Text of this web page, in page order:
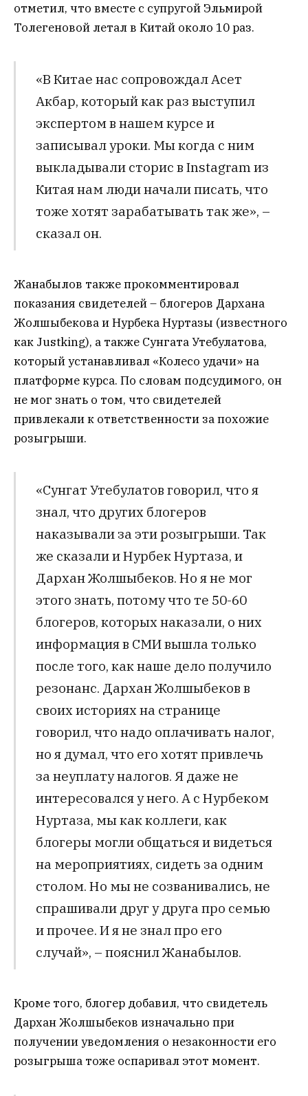
отметил, что вместе с супругой Эльмирой
Толегеновой летал в Китай около 10 раз.
«В Китае нас сопровождал Асет
Акбар, который как раз выступил
экспертом в нашем курсе и
записывал уроки. Мы когда с ним
выкладывали сторис в Instagram из
Китая нам люди начали писать, что
тоже хотят зарабатывать так же», –
сказал он.
Жанабылов также прокомментировал
показания свидетелей – блогеров Дархана
Жолшыбекова и Нурбека Нуртазы (известного
как Justking), а также Сунгата Утебулатова,
который устанавливал «Колесо удачи» на
платформе курса. По словам подсудимого, он
не мог знать о том, что свидетелей
привлекали к ответственности за похожие
розыгрыши.
«Сунгат Утебулатов говорил, что я
знал, что других блогеров
наказывали за эти розыгрыши. Так
же сказали и Нурбек Нуртаза, и
Дархан Жолшыбеков. Но я не мог
этого знать, потому что те 50-60
блогеров, которых наказали, о них
информация в СМИ вышла только
после того, как наше дело получило
резонанс. Дархан Жолшыбеков в
своих историях на странице
говорил, что надо оплачивать налог,
но я думал, что его хотят привлечь
за неуплату налогов. Я даже не
интересовался у него. А с Нурбеком
Нуртаза, мы как коллеги, как
блогеры могли общаться и видеться
на мероприятиях, сидеть за одним
столом. Но мы не созванивались, не
спрашивали друг у друга про семью
и прочее. И я не знал про его
случай», – пояснил Жанабылов.
Кроме того, блогер добавил, что свидетель
Дархан Жолшыбеков изначально при
получении уведомления о незаконности его
розыгрыша тоже оспаривал этот момент.